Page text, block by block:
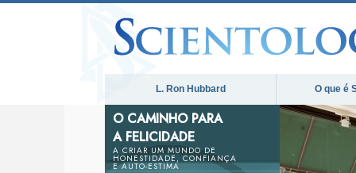
L. Ron Hubbard O que é
O CAMINHO PARA
A FELICIDADE
A CRIAR UM MUNDO DE
HONESTIDADE, CONFIANÇA
E AUTO-ESTIMA